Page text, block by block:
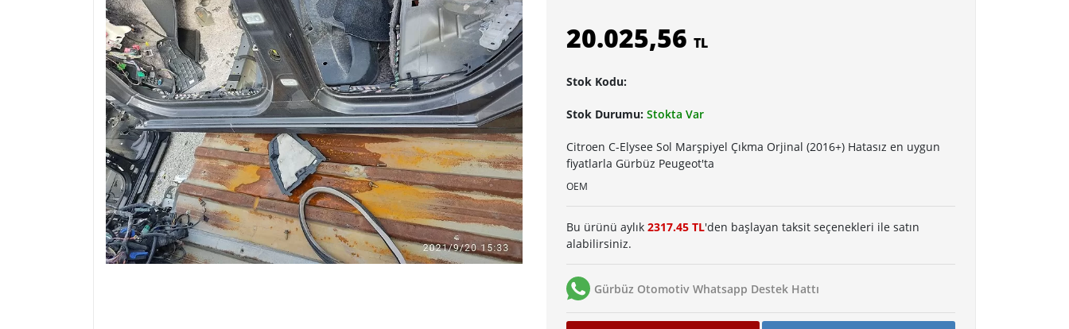
20.025,56 TL
Stok Kodu:
Stok Durumu: Stokta Var
Citroen C-Elysee Sol Marşpiyel Çıkma Orjinal (2016+) Hatasız en uygun
fiyatlarla Gürbüz Peugeot'ta
OEM
Bu ürünü aylık 2317.45 TL'den başlayan taksit seçenekleri ile satın
alabilirsiniz.
Gürbüz Otomotiv Whatsapp Destek Hattı